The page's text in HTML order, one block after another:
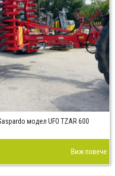
модел UFO TZAR 600
Виж повече